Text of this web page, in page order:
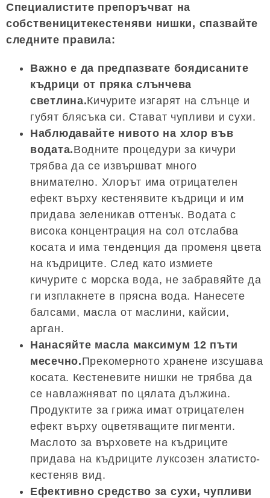
Специалистите препоръчват на
собственицитекестеняви нишки, спазвайте
следните правила:
Важно е да предпазвате боядисаните
къдрици от пряка слънчева
светлина.Кичурите изгарят на слънце и
губят блясъка си. Стават чупливи и сухи.
Наблюдавайте нивото на хлор във
водата.Водните процедури за кичури
трябва да се извършват много
внимателно. Хлорът има отрицателен
ефект върху кестенявите къдрици и им
придава зеленикав оттенък. Водата с
висока концентрация на сол отслабва
косата и има тенденция да променя цвета
на къдриците. След като измиете
кичурите с морска вода, не забравяйте да
ги изплакнете в прясна вода. Нанесете
балсами, масла от маслини, кайсии,
арган.
Нанасяйте масла максимум 12 пъти
месечно.Прекомерното хранене изсушава
косата. Кестеневите нишки не трябва да
се навлажняват по цялата дължина.
Продуктите за грижа имат отрицателен
ефект върху оцветяващите пигменти.
Маслото за върховете на къдриците
придава на къдриците луксозен златисто-
кестеняв вид.
Ефективно средство за сухи, чупливи